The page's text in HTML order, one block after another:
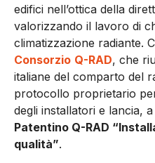
edifici nell’ottica della
valorizzando il lavoro di
climatizzazione radiante.
Consorzio Q-RAD, che
italiane del comparto del
protocollo proprietario
degli installatori e lancia,
Patentino Q-RAD
qualità”.